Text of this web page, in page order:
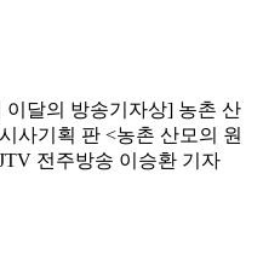
이달의 방송기자상] 농촌 산
사기획 판 <농촌 산모의 원
전주방송 이승환 기자